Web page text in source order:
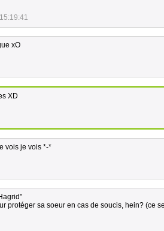
xO
XD
vois je vois *-*
protéger sa soeur en cas de soucis, hein? (ce